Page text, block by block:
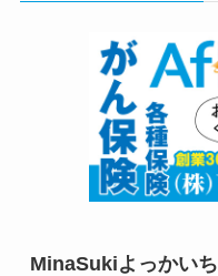
MinaSukiよっかいち